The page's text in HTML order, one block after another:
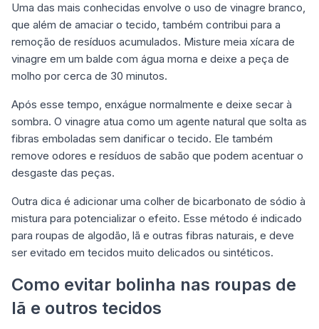
Uma das mais conhecidas envolve o uso de vinagre branco,
que além de amaciar o tecido, também contribui para a
remoção de resíduos acumulados. Misture meia xícara de
vinagre em um balde com água morna e deixe a peça de
molho por cerca de 30 minutos.
Após esse tempo, enxágue normalmente e deixe secar à
sombra. O vinagre atua como um agente natural que solta as
fibras emboladas sem danificar o tecido. Ele também
remove odores e resíduos de sabão que podem acentuar o
desgaste das peças.
Outra dica é adicionar uma colher de bicarbonato de sódio à
mistura para potencializar o efeito. Esse método é indicado
para roupas de algodão, lã e outras fibras naturais, e deve
ser evitado em tecidos muito delicados ou sintéticos.
Como evitar bolinha nas roupas de
lã e outros tecidos